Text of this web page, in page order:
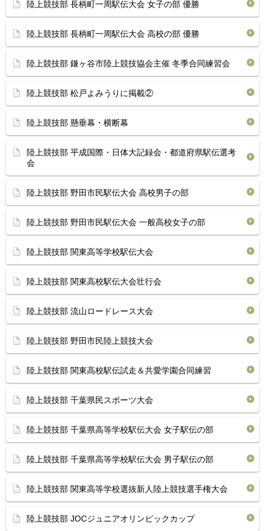
陸上競技部 長柄町一周駅伝大会 女子の部 優勝
陸上競技部 長柄町一周駅伝大会 高校の部 優勝
陸上競技部 鎌ヶ谷市陸上競技協会主催 冬季合同練習会
陸上競技部 松戸よみうりに掲載②
陸上競技部 懸垂幕・横断幕
陸上競技部 平成国際・日体大記録会・都道府県駅伝選考
会
陸上競技部 野田市民駅伝大会 高校男子の部
陸上競技部 野田市民駅伝大会 一般高校女子の部
陸上競技部 関東高等学校駅伝大会
陸上競技部 関東高校駅伝大会壮行会
陸上競技部 流山ロードレース大会
陸上競技部 野田市民陸上競技大会
陸上競技部 関東高校駅伝試走＆共愛学園合同練習
陸上競技部 千葉県民スポーツ大会
陸上競技部 千葉県高等学校駅伝大会 女子駅伝の部
陸上競技部 千葉県高等学校駅伝大会 男子駅伝の部
陸上競技部 関東高等学校選抜新人陸上競技選手権大会
陸上競技部 JOCジュニアオリンピックカップ